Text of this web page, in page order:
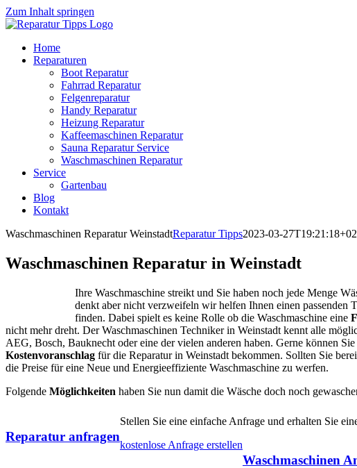
Zum Inhalt springen
Home
Reparaturen
Boot Reparatur
Fahrrad Reparatur
Felgenreparatur
Handy Reparatur
Heizung Reparatur
Kaffeemaschinen Reparatur
Sauna Reparatur Service
Waschmaschinen Reparatur
Service
Gartenbau
Blog
Kontakt
Waschmaschinen Reparatur WeinstadtReparatur Tipps2023-03-
Waschmaschinen Reparatur in Weinstadt
Ihre Waschmaschine streikt und Sie haben noch jede Menge
denkt aber nicht verzweifeln wir helfen Ihnen einen passenden
finden. Dabei spielt es keine Rolle ob die Waschmaschine eine
nicht mehr dreht. Der Waschmaschinen Techniker in Weinstadt kennt alle
AEG, Bosch, Bauknecht oder eine der vielen anderen haben. Gerne können
Kostenvoranschlag für die Reparatur in Weinstadt bekommen. Sollten Sie
die Preise für eine Neue und Energieeffiziente Waschmaschine zu werfen.
Folgende Möglichkeiten haben Sie nun damit die Wäsche doch noch
Reparatur anfragen
Stellen Sie eine einfache Anfrage und erhalten Sie
kostenlose Anfrage erstellen
Waschmaschinen